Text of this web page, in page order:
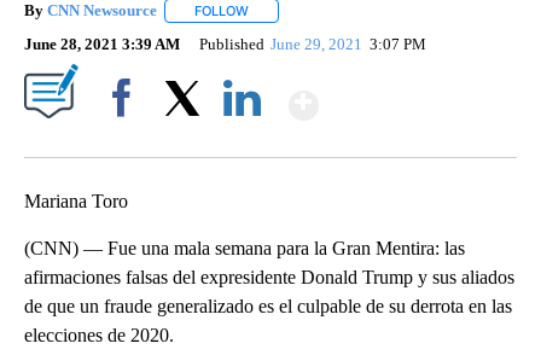
By CNN Newsource FOLLOW
June 28, 2021 3:39 AM Published June 29, 2021 3:07 PM
Mariana Toro
(CNN) — Fue una mala semana para la Gran Mentira: las
afirmaciones falsas del expresidente Donald Trump y sus aliados
de que un fraude generalizado es el culpable de su derrota en las
elecciones de 2020.